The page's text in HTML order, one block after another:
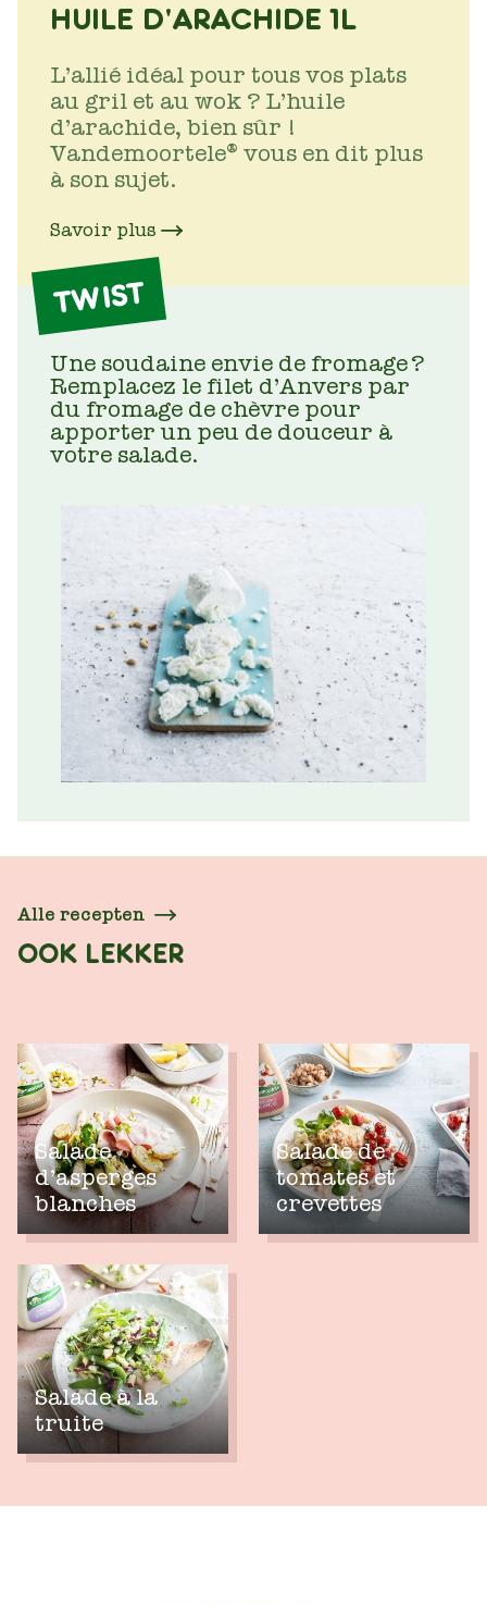
HUILE D'ARACHIDE 1L
L’allié idéal pour tous vos plats
au gril et au wok ? L’huile
d’arachide, bien sûr !
Vandemoortele® vous en dit plus
à son sujet.
Savoir plus
TWIST
Une soudaine envie de fromage ?
Remplacez le filet d’Anvers par
du fromage de chèvre pour
apporter un peu de douceur à
votre salade.
OOK LEKKER
Alle recepten
Salade
d’asperges
blanches
Salade de
tomates et
crevettes
Salade à la
truite